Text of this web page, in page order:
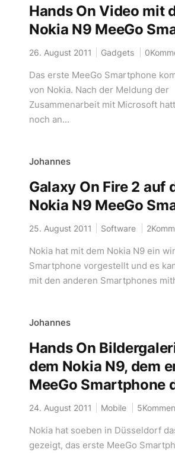
Hands On Video mit
Nokia N9 MeeGo
26. August 2011 Gadgets
Das erste MeeGo Smartphone
von Nokia. Nach der Meldung der
Zusammenarbeit mit Microsoft
noch an...
Johannes
Galaxy On Fire 2 auf
Nokia N9 MeeGo
25. August 2011 Software
Nokia hat mit dem Nokia N9 ein
Smartphone vorgestellt und es
mit den anderen Smartphones
Johannes
Hands On
dem Nokia N9, dem
MeeGo Smartphone
24. August 2011 Mobile
Nokia hat soeben in Düsseldorf
gezeigt, das erste MeeGo